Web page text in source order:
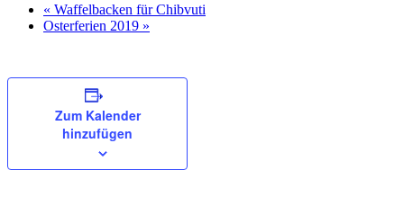
« Waffelbacken für Chibvuti
Osterferien 2019 »
Zum Kalender
hinzufügen